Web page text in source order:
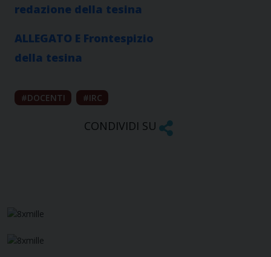
redazione della tesina
ALLEGATO E Frontespizio
della tesina
DOCENTI IRC
CONDIVIDI SU